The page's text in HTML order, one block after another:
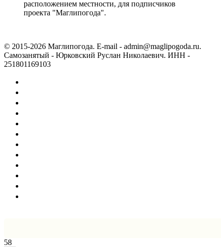
расположением местности, для подписчиков
проекта "Маглипогода".
© 2015-2026 Маглипогода. E-mail - admin@maglipogoda.ru.
Самозанятый - Юрковский Руслан Николаевич. ИНН -
251801169103
58